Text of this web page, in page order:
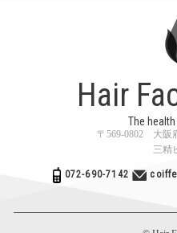
Hair
The
〒569-0802 大阪
三精
072-690-7142